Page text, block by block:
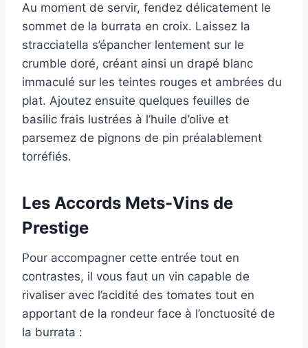
Au moment de servir, fendez délicatement le
sommet de la burrata en croix. Laissez la
stracciatella s’épancher lentement sur le
crumble doré, créant ainsi un drapé blanc
immaculé sur les teintes rouges et ambrées du
plat. Ajoutez ensuite quelques feuilles de
basilic frais lustrées à l’huile d’olive et
parsemez de pignons de pin préalablement
torréfiés.
Les Accords Mets-Vins de
Prestige
Pour accompagner cette entrée tout en
contrastes, il vous faut un vin capable de
rivaliser avec l’acidité des tomates tout en
apportant de la rondeur face à l’onctuosité de
la burrata :